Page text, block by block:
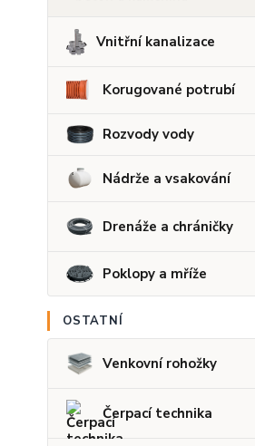
Vnitřní kanalizace
Korugované potrubí
Rozvody vody
Nádrže a vsakování
Drenáže a chráničky
Poklopy a mříže
OSTATNÍ
Venkovní rohožky
Čerpací technika